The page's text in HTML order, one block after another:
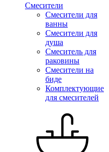
Смесители
Смесители для
ванны
Смесители для
душа
Смеситель для
раковины
Смесители на
биде
Комплектующие
для смесителей